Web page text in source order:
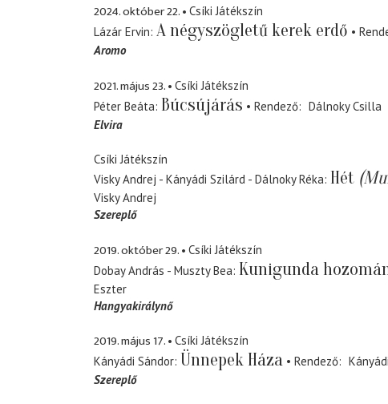
2024. október 22.
Csíki Játékszín
Lázár Ervin A négyszögletű kerek erdő
Aromo
2021. május 23.
Csíki Játékszín
Péter Beáta Búcsújárás Rendező
Dálnoky Csilla
Elvira
Csíki Játékszín
Visky Andrej - Kányádi Szilárd - Dálnoky Réka Hét
Visky Andrej
Szereplő
2019. október 29.
Csíki Játékszín
Dobay András - Muszty Bea Kunigunda
Eszter
Hangyakirálynő
2019. május 17.
Csíki Játékszín
Kányádi Sándor Ünnepek Háza Rendező
Szereplő